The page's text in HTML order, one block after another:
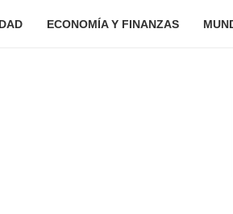
ECONOMÍA Y FINANZAS